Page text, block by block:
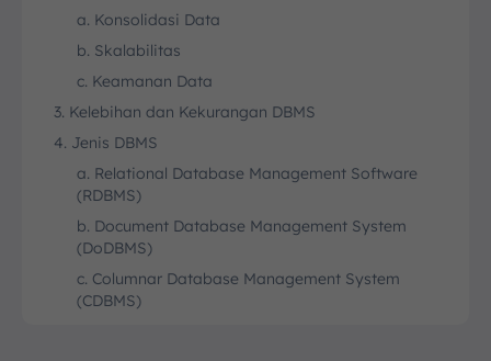
a. Konsolidasi Data
b. Skalabilitas
c. Keamanan Data
3. Kelebihan dan Kekurangan DBMS
4. Jenis DBMS
a. Relational Database Management Software
(RDBMS)
b. Document Database Management System
(DoDBMS)
c. Columnar Database Management System
(CDBMS)